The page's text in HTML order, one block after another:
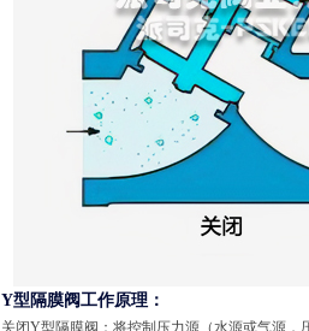
Y型隔膜阀工作原理：
关闭Y型隔膜阀：将控制压力源（水源或气源